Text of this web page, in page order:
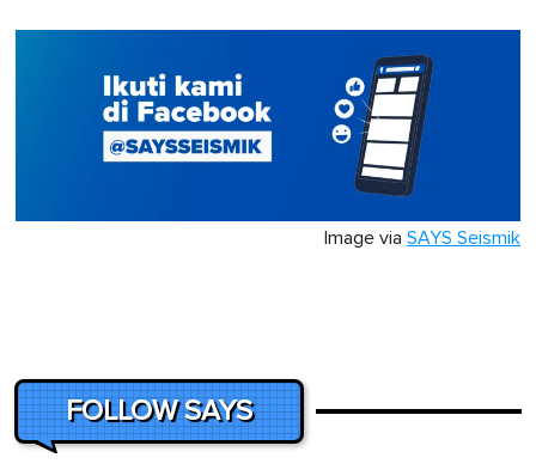
Image via SAYS Seismik
FOLLOW SAYS